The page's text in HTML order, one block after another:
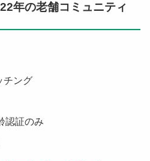
年の老舗コミュニティ
チング
認証のみ